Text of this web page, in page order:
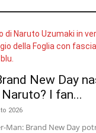
New Day
I fan...
2026
Man: Brand New Day